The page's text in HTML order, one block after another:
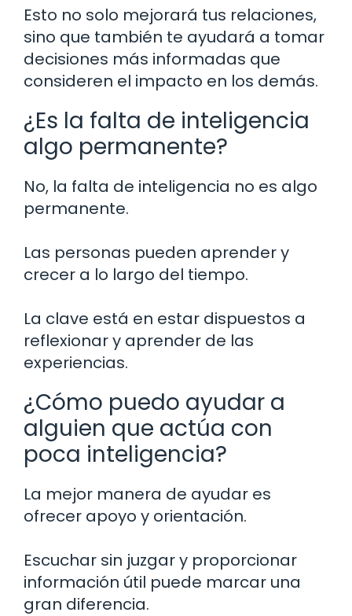
Esto no solo mejorará tus relaciones,
sino que también te ayudará a tomar
decisiones más informadas que
consideren el impacto en los demás.
¿Es la falta de inteligencia
algo permanente?
No, la falta de inteligencia no es algo
permanente.
Las personas pueden aprender y
crecer a lo largo del tiempo.
La clave está en estar dispuestos a
reflexionar y aprender de las
experiencias.
¿Cómo puedo ayudar a
alguien que actúa con
poca inteligencia?
La mejor manera de ayudar es
ofrecer apoyo y orientación.
Escuchar sin juzgar y proporcionar
información útil puede marcar una
gran diferencia.